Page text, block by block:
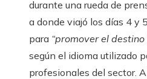
durante una rueda de
a donde viajó los días 4 y
para “promover el destino
según el idioma utilizado
profesionales del sector.